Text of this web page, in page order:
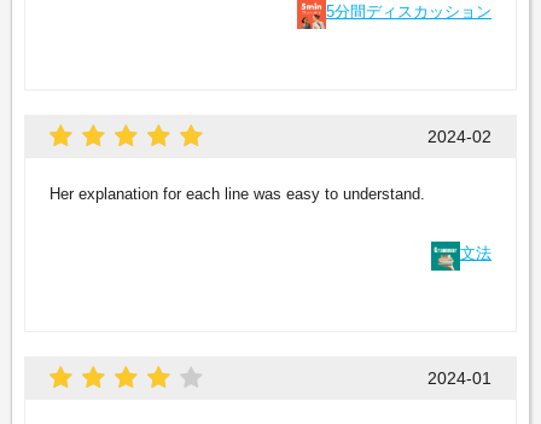
5分間ディスカッション
2024-02
Her explanation for each line was easy to understand.
文法
2024-01